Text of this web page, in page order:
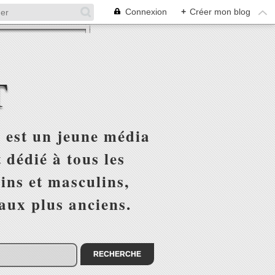
Connexion + Créer mon blog
un jeune média
à tous les
et masculins,
plus anciens.